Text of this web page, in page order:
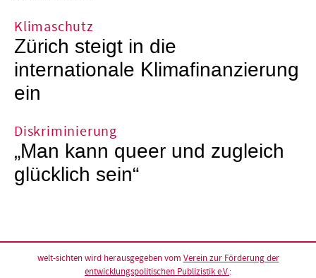
Klimaschutz
Zürich steigt in die
internationale Klimafinanzierung
ein
Diskriminierung
„Man kann queer und zugleich
glücklich sein“
welt-sichten wird herausgegeben vom Verein zur Förderung der
entwicklungspolitischen Publizistik e.V.: